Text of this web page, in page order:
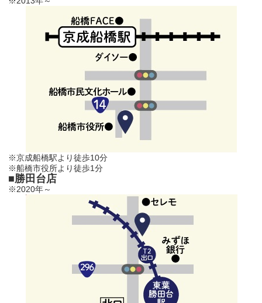
※京成船橋駅より徒歩10分
※船橋市役所より徒歩1分
■勝田台店
※2020年～